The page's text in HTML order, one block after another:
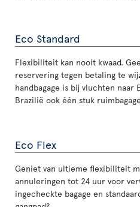
Eco Standard
Flexibiliteit kan nooit kwaad.
reservering tegen betaling te
handbagage is bij vluchten naar
Brazilië ook één stuk
Eco Flex
Geniet van ultieme flexibiliteit
annuleringen tot 24 uur voor
ingecheckte bagage en